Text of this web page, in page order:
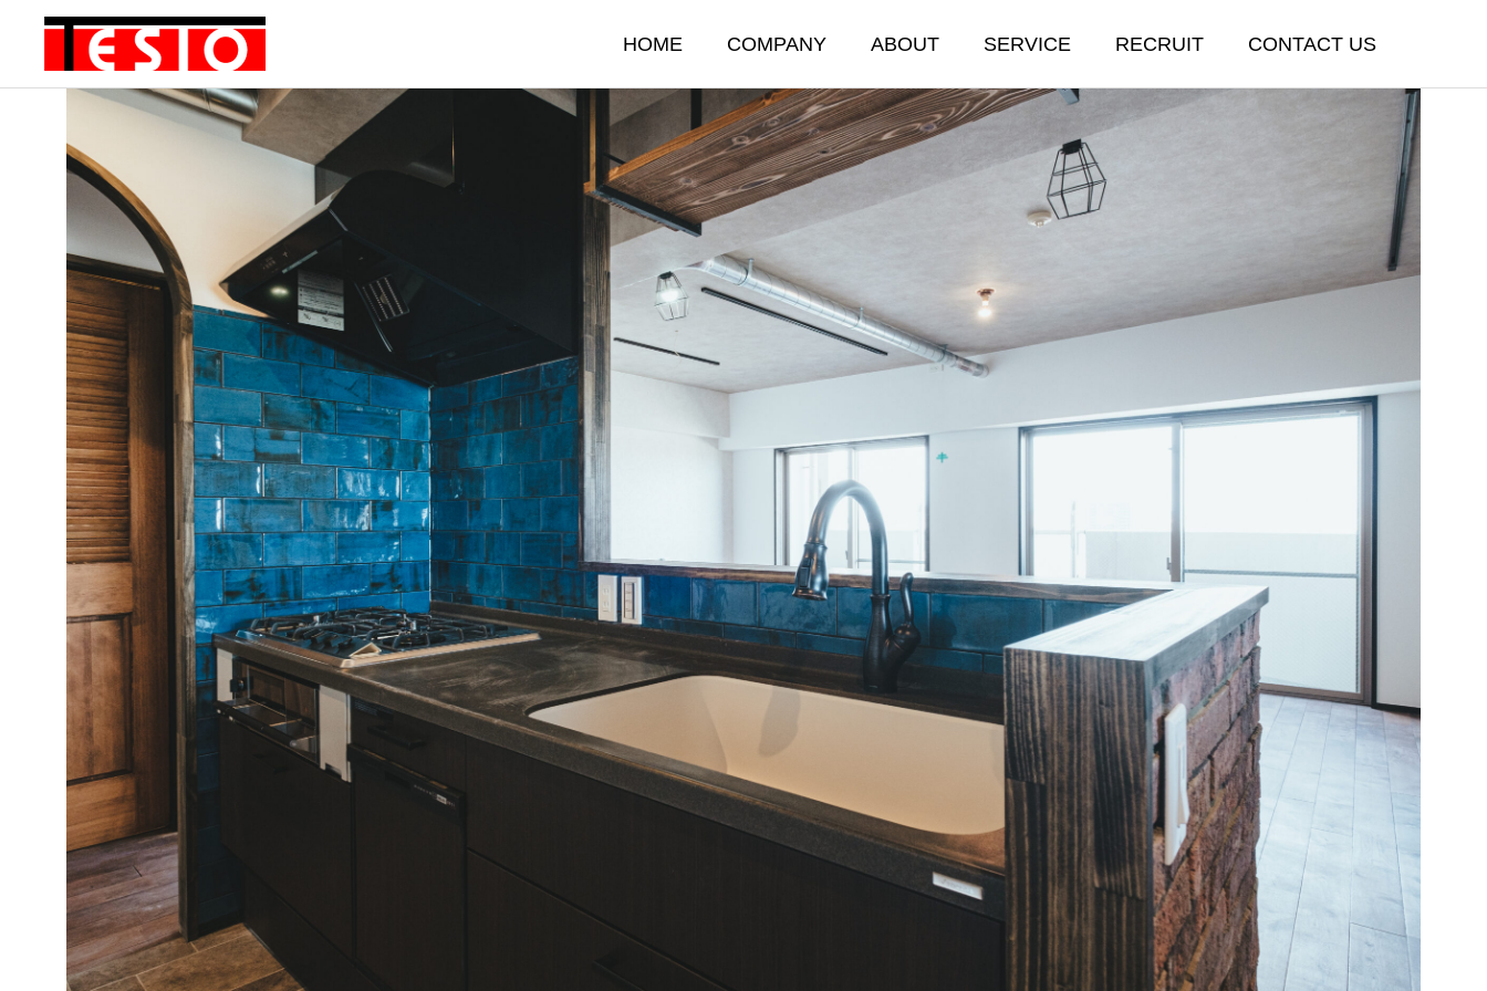
HOME COMPANY ABOUT SERVICE RECRUIT CONTACT US